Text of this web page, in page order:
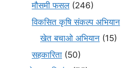
मौसमी फसल(246)
विकसित कृषि संकल्प अभियान
खेत बचाओ अभियान (15)
सहकारिता (50)